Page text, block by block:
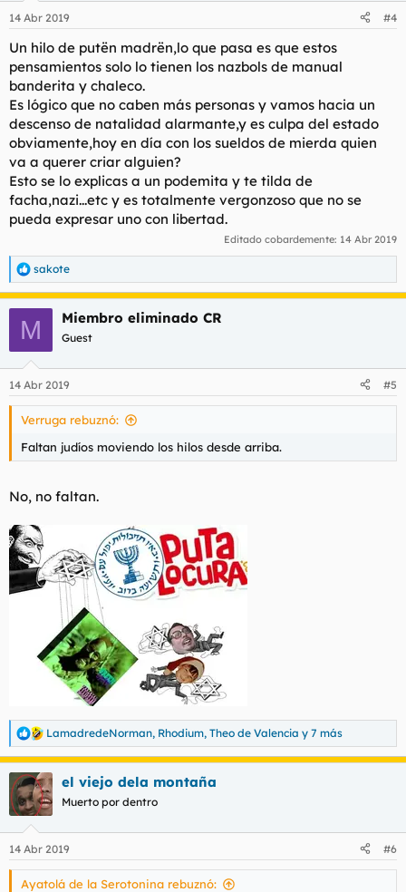
14 Abr 2019 #4
Un hilo de putën madrën,lo que pasa es que estos
pensamientos solo lo tienen los nazbols de manual
banderita y chaleco.
Es lógico que no caben más personas y vamos hacia un
descenso de natalidad alarmante,y es culpa del estado
obviamente,hoy en día con los sueldos de mierda quien
va a querer criar alguien?
Esto se lo explicas a un podemita y te tilda de
facha,nazi...etc y es totalmente vergonzoso que no se
pueda expresar uno con libertad.
Editado cobardemente: 14 Abr 2019
R
e
e
s
sakote
M Miembro eliminado CR
Guest
14 Abr 2019 #5
Verruga rebuznó:
Faltan judíos moviendo los hilos desde arriba.
No, no faltan.
R
e
c
c
i
e
s
LamadredeNorman, Rhodium, Theo de Valencia y 7 más
el viejo dela montaña
Muerto por dentro
14 Abr 2019 #6
Ayatolá de la Serotonina rebuznó: